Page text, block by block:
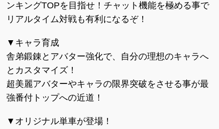
ンキングTOPを目指せ！チャット機能を極める事で
リアルタイム対戦も有利になるぞ！
▼キャラ育成
舎弟鍛錬とアバター強化で、自分の理想のキャラへ
とカスタマイズ！
超美麗アバターやキャラの限界突破をさせる事が最
強番付トップへの近道！
▼オリジナル単車が登場！